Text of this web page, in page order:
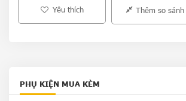
Yêu thích Thêm so sánh
PHỤ KIỆN MUA KÈM